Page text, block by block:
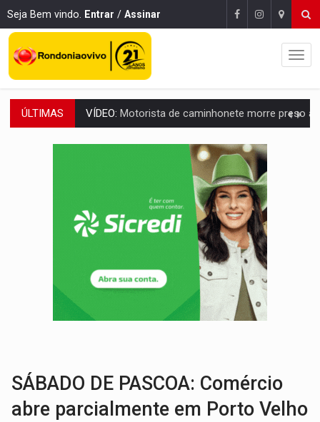
Seja Bem vindo. Entrar / Assinar
ÚLTIMAS LAZER:Seis lugares gratuitos para aproveitar o fim de semana
VÍDEO:FTICCO e Força Tática prendem membro do CV com arma e drogas
Prefeitura fortalece parceria com a APAE para ampliar ações
Exército testa inovações no combate a drones durante
TEMAS SOCIOAMBIENTAIS:Em Itapuã do Oeste, CINEMAZÔNIA leva cinema
Interior de Rondônia terá sábado (8) de calor
INFRAESTRUTURA: Após quase 30 anos de espera, asfalto chega ao
A ILHA: Coreografia de Rondônia estreia na programação do Festival de
SÁBADO DE PASCOA: Comércio
abre parcialmente em Porto Velho